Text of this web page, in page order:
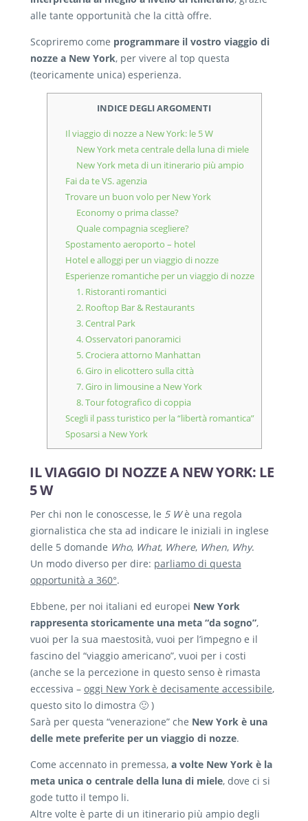
alle tante opportunità che la città offre.
Scopriremo come programmare il vostro viaggio di
nozze a New York, per vivere al top questa
(teoricamente unica) esperienza.
INDICE DEGLI ARGOMENTI
Il viaggio di nozze a New York: le 5 W
New York meta centrale della luna di miele
New York meta di un itinerario più ampio
Fai da te VS. agenzia
Trovare un buon volo per New York
Economy o prima classe?
Quale compagnia scegliere?
Spostamento aeroporto – hotel
Hotel e alloggi per un viaggio di nozze
Esperienze romantiche per un viaggio di nozze
1. Ristoranti romantici
2. Rooftop Bar & Restaurants
3. Central Park
4. Osservatori panoramici
5. Crociera attorno Manhattan
6. Giro in elicottero sulla città
7. Giro in limousine a New York
8. Tour fotografico di coppia
Scegli il pass turistico per la “libertà romantica”
Sposarsi a New York
IL VIAGGIO DI NOZZE A NEW YORK: LE
5 W
Per chi non le conoscesse, le 5 Wè una regola
giornalistica che sta ad indicare le iniziali in inglese
delle 5 domande Who, What, Where, When, Why.
Un modo diverso per dire: parliamo di questa
opportunità a 360°.
Ebbene, per noi italiani ed europei New York
rappresenta storicamente una meta “da sogno”,
vuoi per la sua maestosità, vuoi per l’impegno e il
fascino del “viaggio americano”, vuoi per i costi
(anche se la percezione in questo senso è rimasta
eccessiva – oggi New York è decisamente accessibile,
questo sito lo dimostra 🙂 )
Sarà per questa “venerazione” che New York è una
delle mete preferite per un viaggio di nozze.
Come accennato in premessa, a volte New York è la
meta unica o centrale della luna di miele, dove ci si
gode tutto il tempo li.
Altre volte è parte di un itinerario più ampio degli